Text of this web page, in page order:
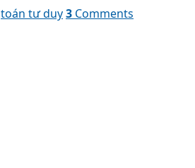
toán tư duy3 Comments